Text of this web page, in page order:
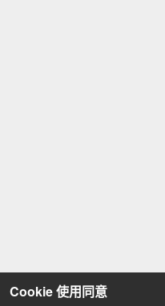
Cookie 使用同意